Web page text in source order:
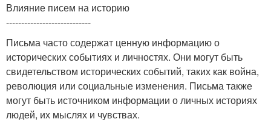
Влияние писем на историю
----------------------------
Письма часто содержат ценную информацию о
исторических событиях и личностях. Они могут быть
свидетельством исторических событий, таких как война,
революция или социальные изменения. Письма также
могут быть источником информации о личных историях
людей, их мыслях и чувствах.